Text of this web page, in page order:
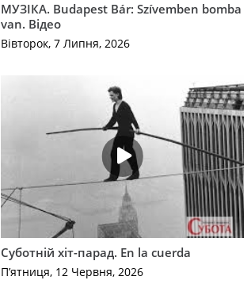
МУЗІКА. Budapest Bár: Szívemben bomba
van. Відео
Вівторок, 7 Липня, 2026
Суботній хіт-парад. En la cuerda
П’ятниця, 12 Червня, 2026